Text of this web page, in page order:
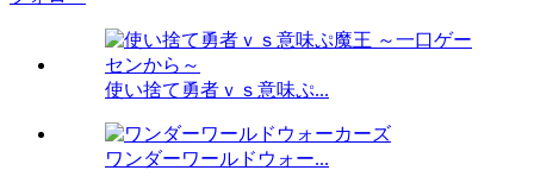
使い捨て勇者ｖｓ意味ぷ...
ワンダーワールドウォー...